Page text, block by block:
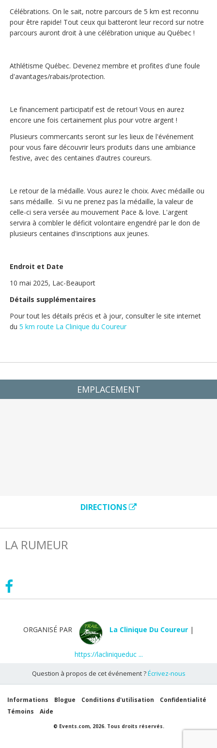
Célébrations. On le sait, notre parcours de 5 km est reconnu
pour être rapide! Tout ceux qui batteront leur record sur notre
parcours auront droit à une célébration unique au Québec !
Athlétisme Québec. Devenez membre et profites d'une foule
d'avantages/rabais/protection.
Le financement participatif est de retour! Vous en aurez
encore une fois certainement plus pour votre argent !
Plusieurs commercants seront sur les lieux de l'événement
pour vous faire découvrir leurs produits dans une ambiance
festive, avec des centaines d’autres coureurs.
Le retour de la médaille. Vous aurez le choix. Avec médaille ou
sans médaille.  Si vu ne prenez pas la médaille, la valeur de
celle-ci sera versée au mouvement Pace & love. L'argent
servira à combler le déficit volontaire engendré par le don de
plusieurs centaines d'inscriptions aux jeunes.
Endroit et Date
10 mai 2025, Lac-Beauport
Détails supplémentaires
Pour tout les détails précis et à jour, consulter le site internet
du 5 km route La Clinique du Coureur
EMPLACEMENT
DIRECTIONS
LA RUMEUR
ORGANISÉ PAR La Clinique Du Coureur |
https://lacliniqueduc ...
Question à propos de cet événement ?Écrivez-nous
Informations Blogue Conditions d'utilisation
Confidentialité
Témoins
Aide
© Events.com, 2026. Tous droits réservés.